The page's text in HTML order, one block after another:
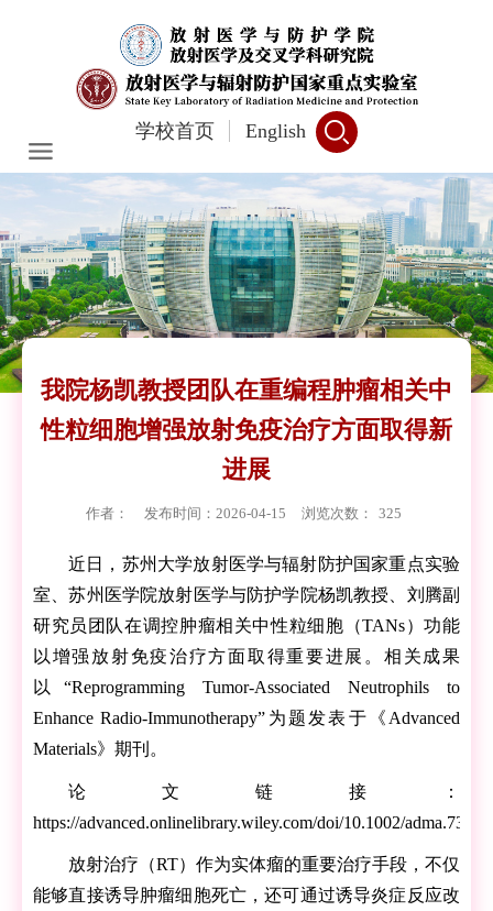
学校首页 English
我院杨凯教授团队在重编程肿瘤相关中
性粒细胞增强放射免疫治疗方面取得新
进展
作者： 发布时间：2026-04-15 浏览次数： 325
近日，苏州大学放射医学与辐射防护国家重点实验
室、苏州医学院放射医学与防护学院杨凯教授、刘腾副
研究员团队在调控肿瘤相关中性粒细胞（TANs）功能
以增强放射免疫治疗方面取得重要进展。相关成果
以“Reprogramming Tumor-Associated Neutrophils to
Enhance Radio-Immunotherapy”为题发表于《Advanced
Materials》期刊。
论文链接：
https://advanced.onlinelibrary.wiley.com/doi/10.1002/
放射治疗（RT）作为实体瘤的重要治疗手段，不仅
能够直接诱导肿瘤细胞死亡，还可通过诱导炎症反应改